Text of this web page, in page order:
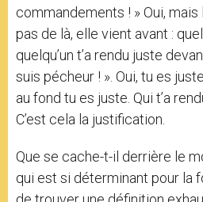
commandements ! » Oui,
pas de là, elle vient avant :
quelqu’un t’a rendu juste
suis pécheur ! ». Oui, tu es
au fond tu es juste. Qui t’a
C’est cela la justification.
Que se cache-t-il derrière le
qui est si déterminant pour la